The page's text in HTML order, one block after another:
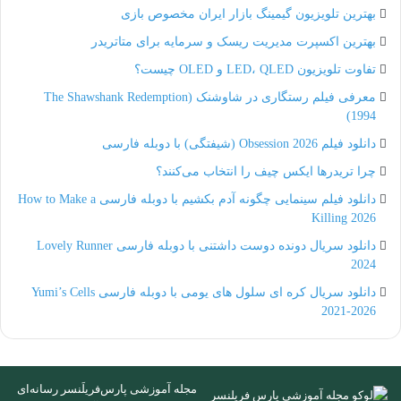
شغلی انعطاف پذیرتر است و آزادی عمل بیشتری به
افراد می‌دهد. برخی از افراد هم به دلیل داشتن مشکلات
جسمی و پزشکی مجبور به کار از راه دور می‌شوند. اما
در این میان تعداد افرادی که فکر می‌کنند دورکاری از
نظر عاطفی و ذهنی استرس کمتری دارد هم کم نیست.
به همین دلیل این افراد هم قاعدتاً ترجیح می‌دهند از راه
دور و به صورت ریموت وظایف شغلی‌شان را انجام دهند.
بنابراین شما با دانستن دلایل تمایل افراد به دورکار بودن،
می‌توانید با آنها گفتگو کنید و فشارهای احتمالی بر روی
بهترین تلویزیون گیمینگ بازار ایران مخصوص بازی
بهترین اکسپرت مدیریت ریسک و سرمایه برای متاتریدر
تفاوت تلویزیون LED، QLED و OLED چیست؟
معرفی فیلم رستگاری در شاوشنک (The Shawshank Redemption
1994)
دانلود فیلم Obsession 2026 (شیفتگی) با دوبله فارسی
چرا تریدرها ایکس چیف را انتخاب می‌کنند؟
دانلود فیلم سینمایی چگونه آدم بکشیم با دوبله فارسی How to Make a
Killing 2026
دانلود سریال دونده دوست داشتنی با دوبله فارسی Lovely Runner
2024
دانلود سریال کره ای سلول های یومی با دوبله فارسی Yumi’s Cells
2021-2026
مجله آموزشی پارس‌فریلَنسر رسانه‌ای